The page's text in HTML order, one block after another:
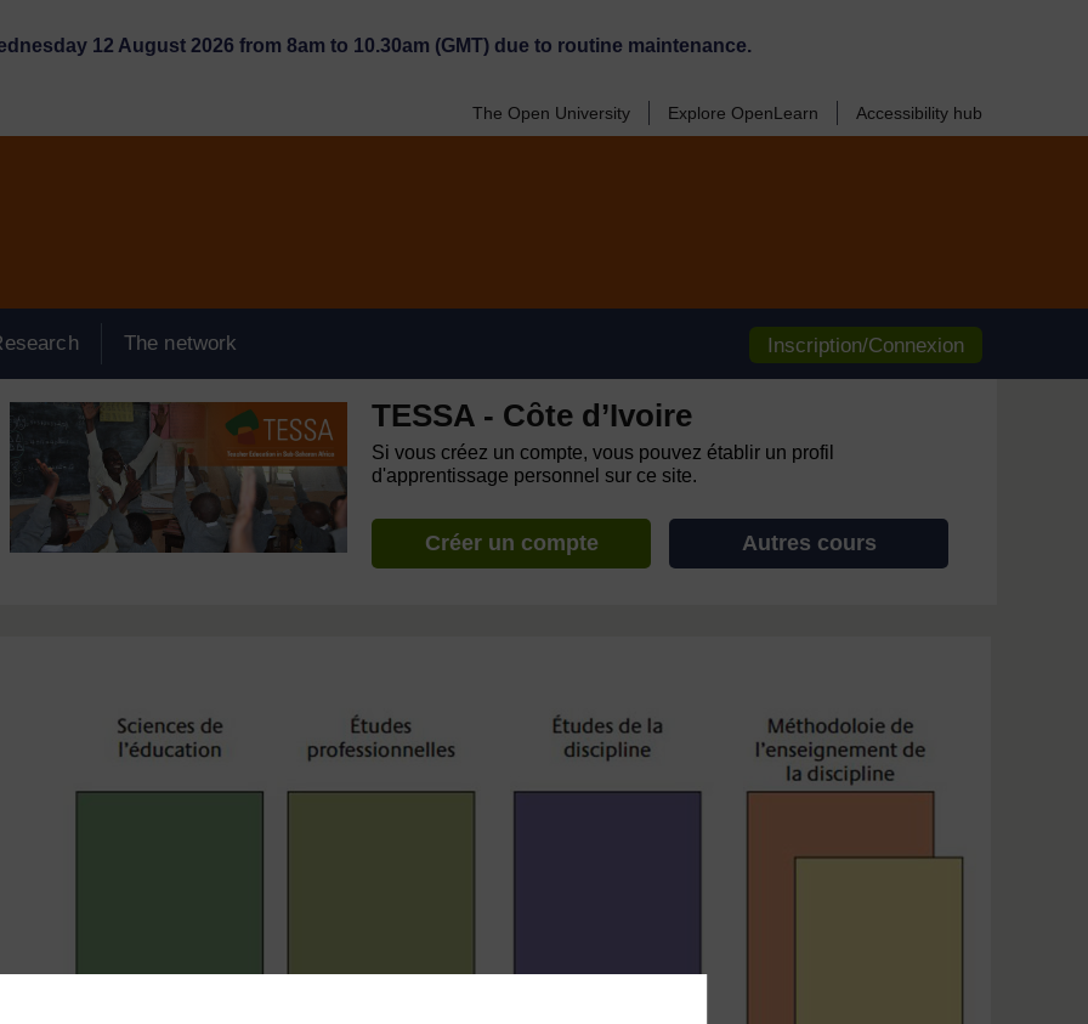
12 August 2026 from 8am to 10.30am (GMT) due to routine maintenance.
The Open University Explore OpenLearn Accessibility hub
The network Inscription/Connexion
TESSA - Cȏte d’Ivoire
Si vous créez un compte, vous pouvez établir un profil
d'apprentissage personnel sur ce site.
Créer un compte Autres cours